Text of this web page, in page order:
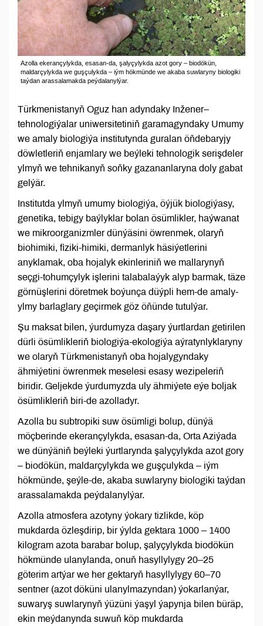
Azolla ekerançylykda, esasan-da, şalyçylykda azot gory – biodökün,
maldarçylykda we guşçulykda – iým hökmünde we akaba suwlaryny biologiki
taýdan arassalamakda peýdalanylýar.
Türkmenistanyň Oguz han adyndaky Inžener–
tehnologiýalar uniwersitetiniň garamagyndaky Umumy
we amaly biologiýa institutynda guralan öňdebaryjy
döwletleriň enjamlary we beýleki tehnologik serişdeler
ylmyň we tehnikanyň soňky gazananlaryna doly gabat
gelýär.
Institutda ylmyň umumy biologiýa, öýjük biologiýasy,
genetika, tebigy baýlyklar bolan ösümlikler, haýwanat
we mikroorganizmler dünýäsini öwrenmek, olaryň
biohimiki, fiziki-himiki, dermanlyk häsiýetlerini
anyklamak, oba hojalyk ekinleriniň we mallarynyň
seçgi-tohumçylyk işlerini talabalaýyk alyp barmak, täze
görnüşlerini döretmek boýunça düýpli hem-de amaly-
ylmy barlaglary geçirmek göz öňünde tutulýar.
Şu maksat bilen, ýurdumyza daşary ýurtlardan getirilen
dürli ösümlikleriň biologiýa-ekologiýa aýratynlyklaryny
we olaryň Türkmenistanyň oba hojalygyndaky
ähmiýetini öwrenmek meselesi esasy wezipeleriň
biridir. Geljekde ýurdumyzda uly ähmiýete eýe boljak
ösümlikleriň biri-de azolladyr.
Azolla bu subtropiki suw ösümligi bolup, dünýä
möçberinde ekerançylykda, esasan-da, Orta Aziýada
we dünýäniň beýleki ýurtlarynda şalyçylykda azot gory
– biodökün, maldarçylykda we guşçulykda – iým
hökmünde, şeýle-de, akaba suwlaryny biologiki taýdan
arassalamakda peýdalanylýar.
Azolla atmosfera azotyny ýokary tizlikde, köp
mukdarda özleşdirip, bir ýylda gektara 1000 – 1400
kilogram azota barabar bolup, şalyçylykda biodökün
hökmünde ulanylanda, onuň hasyllylygy 20–25
göterim artýar we her gektaryň hasyllylygy 60–70
sentner (azot döküni ulanylmazyndan) ýokarlanýar,
suwaryş suwlarynyň ýüzüni ýaşyl ýapynja bilen büräp,
ekin meýdanynda suwuň köp mukdarda